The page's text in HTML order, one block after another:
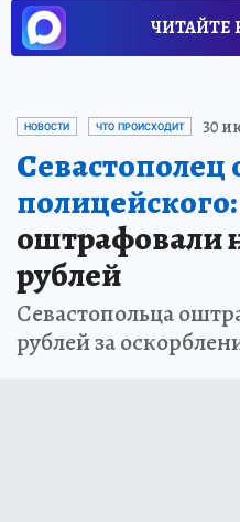
ЧИТАЙТЕ
НОВОСТИ ЧТО ПРОИСХОДИТ 30
Севастополец
полицейского:
оштрафовали
рублей
Севастопольца
рублей за